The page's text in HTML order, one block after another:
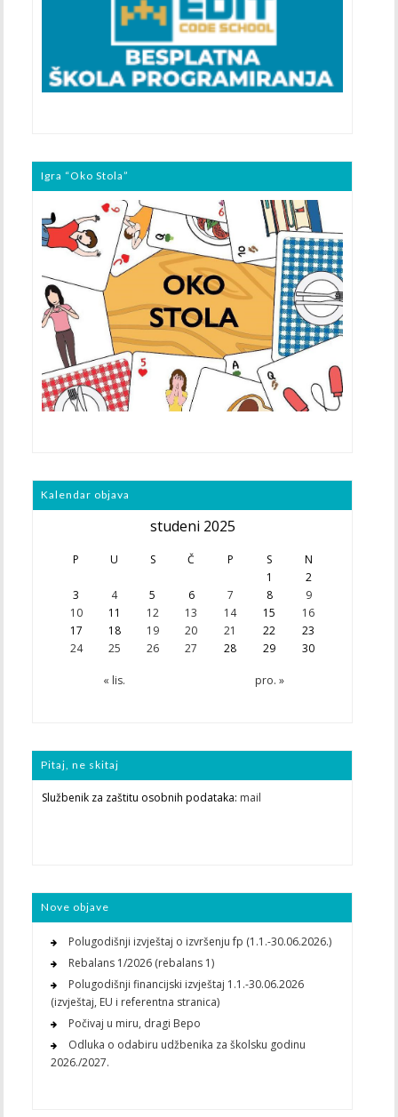
Igra “Oko Stola”
Kalendar objava
studeni 2025
P U S Č P S N
« lis. pro. »
1
2
3
4 5 6 7 8
9
10
11 12 13 14 15
16
17
18 19 20 21 22
23
24
25 26 27 28 29 30
Pitaj, ne skitaj
Službenik za zaštitu osobnih podataka: mail
Nove objave
Polugodišnji izvještaj o izvršenju fp (1.1.-30.06.2026.)
Rebalans 1/2026 (rebalans 1)
Polugodišnji financijski izvještaj 1.1.-30.06.2026
(izvještaj, EU i referentna stranica)
Počivaj u miru, dragi Bepo
Odluka o odabiru udžbenika za školsku godinu
2026./2027.